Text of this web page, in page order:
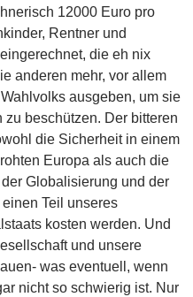
12000 Euro pro
Rentner und
die eh nix
anderen mehr, vor allem
ausgeben, um sie
beschützen. Der bitteren
die Sicherheit in einem
Europa als auch die
Globalisierung und der
Teil unseres
kosten werden. Und
und unsere
was eventuell, wenn
nicht so schwierig ist. Nur